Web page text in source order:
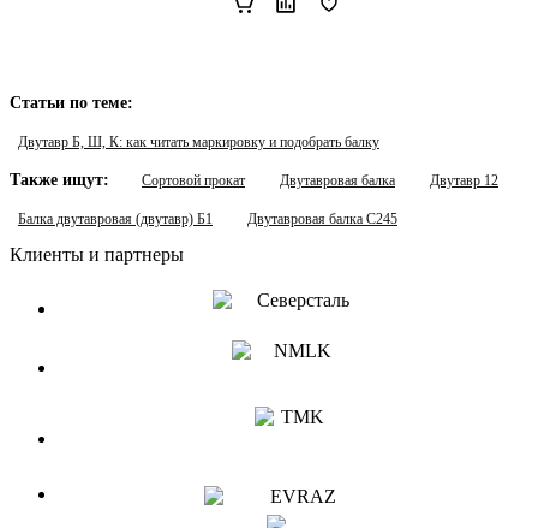
Статьи по теме:
Двутавр Б, Ш, К: как читать маркировку и подобрать балку
Также ищут: Сортовой прокат Двутавровая балка Двутавр 12
Балка двутавровая (двутавр) Б1 Двутавровая балка С245
Клиенты и партнеры